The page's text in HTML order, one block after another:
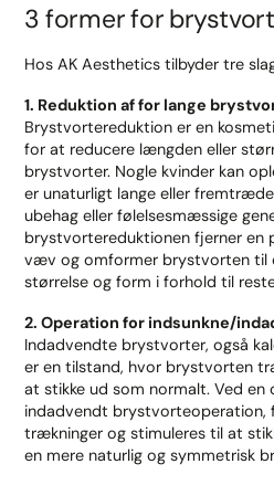
3 former for
Hos AK Aesthetics tilbyder tre
1. Reduktion af for lange
Brystvortereduktion er en
for at reducere længden eller
brystvorter. Nogle kvinder kan
er unaturligt lange eller
ubehag eller følelsesmæssige
brystvortereduktionen fjerner en
væv og omformer brystvorten til
størrelse og form i forhold til
2. Operation for indsunkne/
Indadvendte brystvorter, også
er en tilstand, hvor brystvorten
at stikke ud som normalt. Ved en
indadvendt brystvorteoperation,
trækninger og stimuleres til at
en mere naturlig og symmetrisk